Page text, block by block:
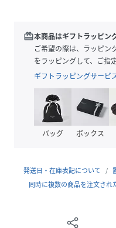
てくれます♪
前を開けて軽めの羽織り
この夏、1枚持っている
ぽこぽことした表面感の
さらっと肌離れもよく、
厚さ：薄め
伸縮性：なし
……………………
redeem本商品はギフトラッピン
ご希望の際は、ラッピン
をラッピングして、ご指
ギフトラッピングサービ
バッグ ボックス
発送日・在庫表記について
同時に複数の商品を注文され